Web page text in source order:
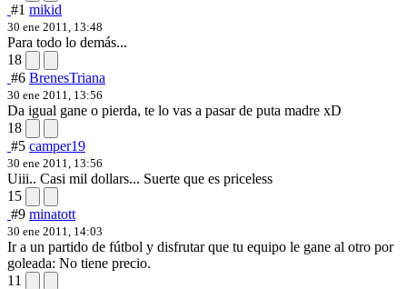
#1 mikid
30 ene 2011, 13:48
Para todo lo demás...
18
#6 BrenesTriana
30 ene 2011, 13:56
Da igual gane o pierda, te lo vas a pasar de puta madre xD
18
#5 camper19
30 ene 2011, 13:56
Uiii.. Casi mil dollars... Suerte que es priceless
15
#9 minatott
30 ene 2011, 14:03
Ir a un partido de fútbol y disfrutar que tu equipo le gane al otro por
goleada: No tiene precio.
11